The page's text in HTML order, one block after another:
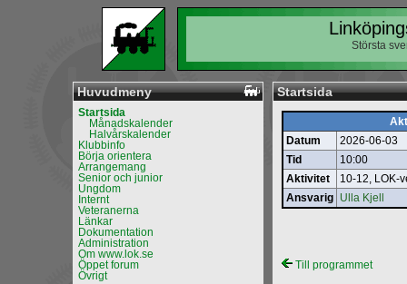
Största
Huvudmeny
Startsida
Månadskalender
Halvårskalender
Klubbinfo
Börja orientera
Arrangemang
Senior och junior
Ungdom
Internt
Veteranerna
Länkar
Dokumentation
Administration
Om www.lok.se
Öppet forum
Övrigt
Startsida
Datum
2026-06-03
Tid
10:00
Aktivitet
10-12,
Ansvarig Ulla Kjell
Till programmet